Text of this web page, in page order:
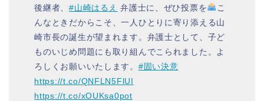
後継者、#山崎はるえ 弁護士に、ぜひ投票を
こ
んなときだからこそ、一人ひとりに寄り添える山
崎市長の誕生が望まれます。弁護士として、子ど
ものいじめ問題にも取り組んでこられました。よ
ろしくお願いいたします。 #固い決意
https://t.co/QNFLN5FlUI
https://t.co/xOUKsa0pot